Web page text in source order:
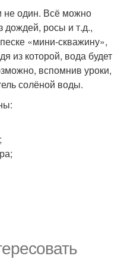
не один. Всё можно
дождей, росы и т.д.,
«мини-скважину»,
из которой, вода будет
вспомнив уроки,
солёной воды.